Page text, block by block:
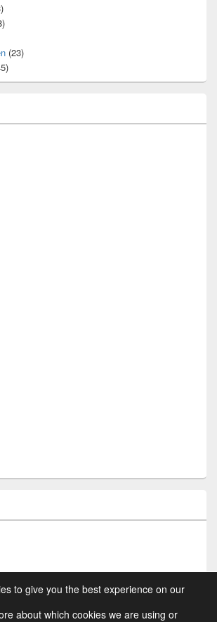
(23)
to give you the best experience on our
about which cookies we are using or